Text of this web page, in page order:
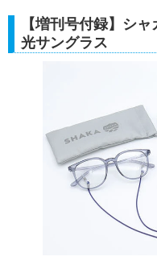
【増刊号付録】シ
光サングラス